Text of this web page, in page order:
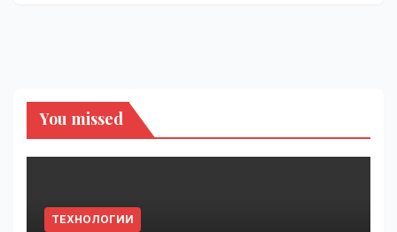
You missed
ТЕХНОЛОГИИ